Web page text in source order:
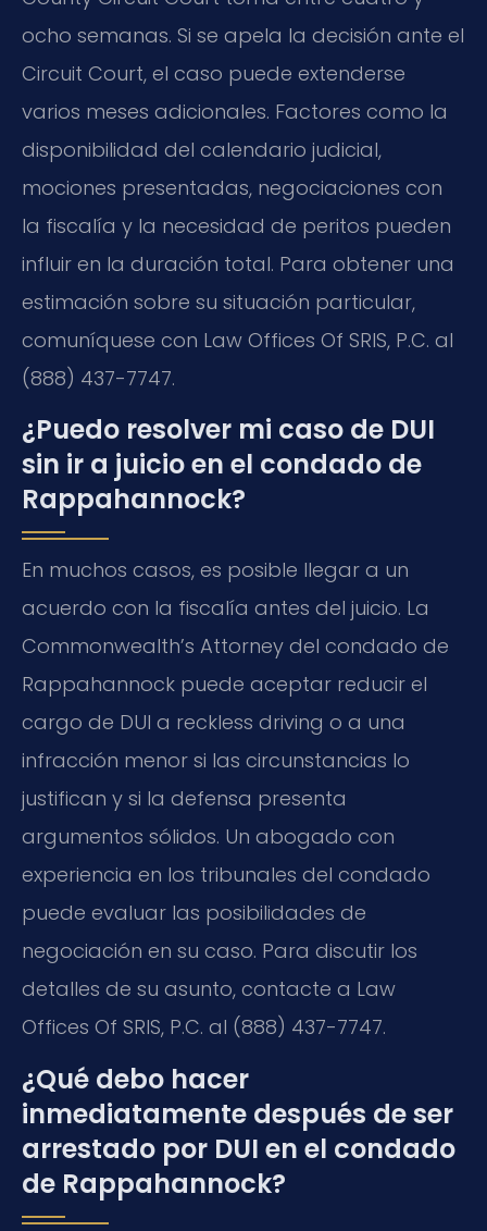
ocho semanas. Si se apela la decisión ante el
Circuit Court, el caso puede extenderse
varios meses adicionales. Factores como la
disponibilidad del calendario judicial,
mociones presentadas, negociaciones con
la fiscalía y la necesidad de peritos pueden
influir en la duración total. Para obtener una
estimación sobre su situación particular,
comuníquese con Law Offices Of SRIS, P.C. al
(888) 437-7747.
¿Puedo resolver mi caso de DUI
sin ir a juicio en el condado de
Rappahannock?
En muchos casos, es posible llegar a un
acuerdo con la fiscalía antes del juicio. La
Commonwealth’s Attorney del condado de
Rappahannock puede aceptar reducir el
cargo de DUI a reckless driving o a una
infracción menor si las circunstancias lo
justifican y si la defensa presenta
argumentos sólidos. Un abogado con
experiencia en los tribunales del condado
puede evaluar las posibilidades de
negociación en su caso. Para discutir los
detalles de su asunto, contacte a Law
Offices Of SRIS, P.C. al (888) 437-7747.
¿Qué debo hacer
inmediatamente después de ser
arrestado por DUI en el condado
de Rappahannock?